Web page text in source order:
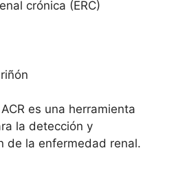
crónica (ERC)
es una herramienta
la detección y
de la enfermedad renal.